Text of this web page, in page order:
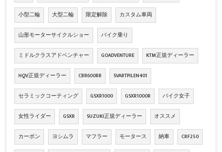
小型二輪 大型二輪 限定解除 カスタム車両
山形モーターサイクルショー バイク乗り
ミドルクラスアドベンチャー GOADVENTURE KTM正規ディーラー
HQV正規ディーラー CBR600RR SVARTPILEN401
セラミックコーティング GSXR1000 GSXR1000R バイク女子
女性ライダー GSXR SUZUKI正規ディーラー オススメ
カーボン ヨシムラ マフラー モータース 納車 CRF250